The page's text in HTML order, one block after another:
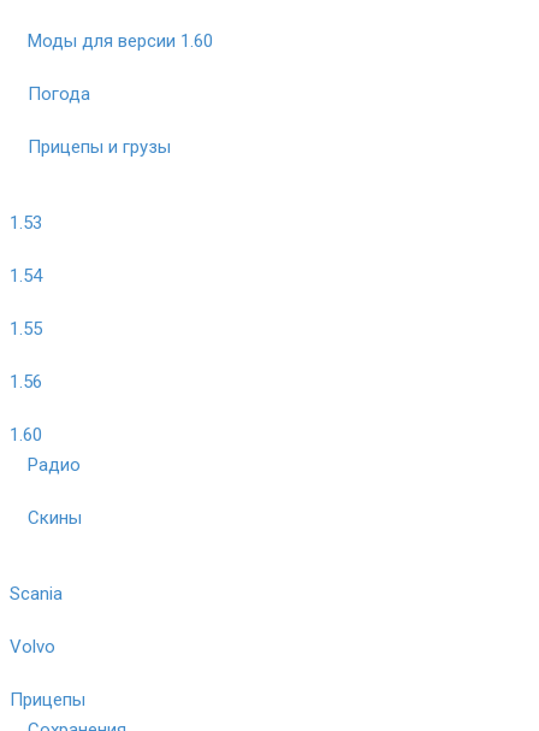
Моды для версии 1.60
Погода
Прицепы и грузы
1.53
1.54
1.55
1.56
1.60
Радио
Скины
Scania
Volvo
Прицепы